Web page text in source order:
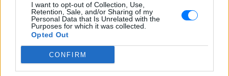
I want to opt-out of Collection, Use,
Retention, Sale, and/or Sharing of my
Personal Data that Is Unrelated with the
Purposes for which it was collected.
Opted Out
CONFIRM
Ο ιδιοκτήτης του beach bar και οι γονείς
του μικρού προσήχθησαν από τις αρχές -
σύμφωνα με πληροφορίες, κανείς δεν
ώρα